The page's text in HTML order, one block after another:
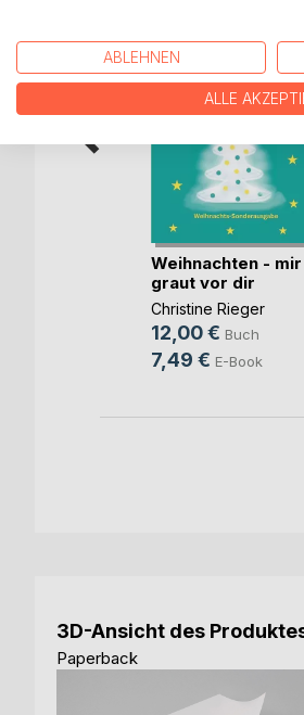
Weihnachten - mir
graut vor dir
Christine Rieger
12,00 € Buch
7,49 € E-Book
3D-Ansicht des
Paperback
ABLEHNEN
ALLE